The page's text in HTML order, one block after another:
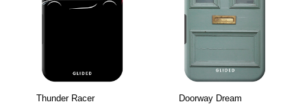
Thunder Racer
Doorway Dream